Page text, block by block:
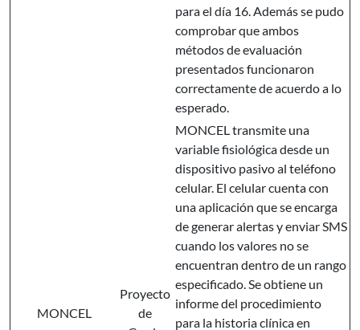
para el día 16. Además se pudo
comprobar que ambos
métodos de evaluación
presentados funcionaron
correctamente de acuerdo a lo
esperado.
MONCEL
Proyecto
de
MONCEL transmite una
variable fisiológica desde un
dispositivo pasivo al teléfono
celular. El celular cuenta con
una aplicación que se encarga
de generar alertas y enviar SMS
cuando los valores no se
encuentran dentro de un rango
especificado. Se obtiene un
informe del procedimiento
para la historia clínica en